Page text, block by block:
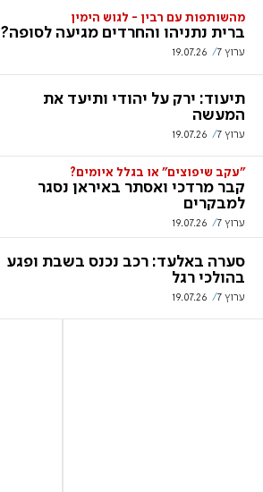
מהשותפות עם רבין - לגוש הימין
ברית נתניהו והחרדים מגיעה לסופה?
ערוץ 7 19.07.26
תיעוד: ירק על יהודי ותיעד את
המעשה
ערוץ 7 19.07.26
"עקב שיפוצים" או בגלל איומים?
קבר מרדכי ואסתר באיראן נסגר
למבקרים
ערוץ 7 19.07.26
סערה באלעד: רכב נכנס בשבת ופגע
בהולכי רגל
ערוץ 7 19.07.26